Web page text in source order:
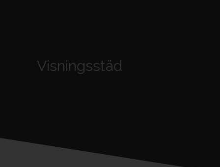
Visningsstäd